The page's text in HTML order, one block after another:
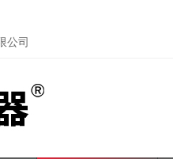
公司